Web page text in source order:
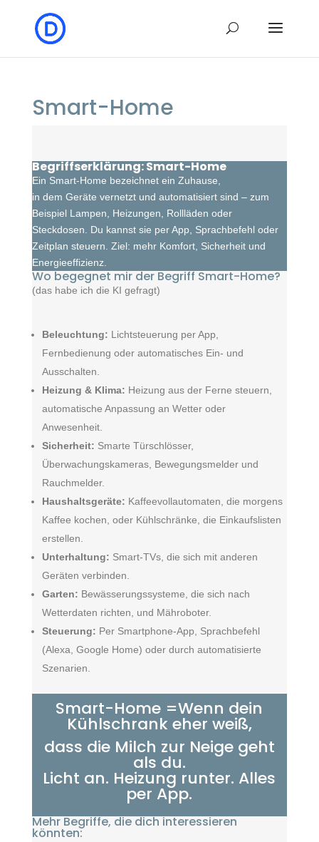
Smart-Home
Begriffserklärung: Smart-Home
Ein Smart-Home bezeichnet ein Zuhause,
in dem Geräte vernetzt und automatisiert sind – zum
Beispiel Lampen, Heizungen, Rollläden oder
Steckdosen. Du kannst sie per App, Sprachbefehl oder
Zeitplan steuern. Ziel: mehr Komfort, Sicherheit und
Energieeffizienz.
Wo begegnet mir der Begriff Smart-Home?
(das habe ich die KI gefragt)
Beleuchtung: Lichtsteuerung per App,
Fernbedienung oder automatisches Ein- und
Ausschalten.
Heizung & Klima: Heizung aus der Ferne steuern,
automatische Anpassung an Wetter oder
Anwesenheit.
Sicherheit: Smarte Türschlösser,
Überwachungskameras, Bewegungsmelder und
Rauchmelder.
Haushaltsgeräte: Kaffeevollautomaten, die morgens
Kaffee kochen, oder Kühlschränke, die Einkaufslisten
erstellen.
Unterhaltung: Smart-TVs, die sich mit anderen
Geräten verbinden.
Garten: Bewässerungssysteme, die sich nach
Wetterdaten richten, und Mähroboter.
Steuerung: Per Smartphone-App, Sprachbefehl
(Alexa, Google Home) oder durch automatisierte
Szenarien.
Smart-Home =Wenn dein
Kühlschrank eher weiß,
dass die Milch zur Neige geht
als du.
Licht an. Heizung runter. Alles
per App.
Mehr Begriffe, die dich interessieren
könnten: